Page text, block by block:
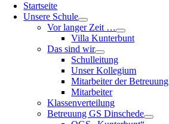
Startseite
Unsere Schule
Vor langer Zeit …
Villa Kunterbunt
Das sind wir
Schulleitung
Unser Kollegium
Mitarbeiter der Betreuung
Mitarbeiter
Klassenverteilung
Betreuung GS Dinschede